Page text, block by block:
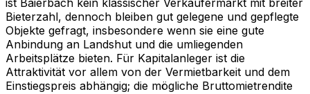
Bieterzahl, dennoch bleiben gut gelegene und gepflegte
Objekte gefragt, insbesondere wenn sie eine gute
Anbindung an Landshut und die umliegenden
Arbeitsplätze bieten. Für Kapitalanleger ist die
Attraktivität vor allem von der Vermietbarkeit und dem
Einstiegspreis abhängig; die mögliche Bruttomietrendite